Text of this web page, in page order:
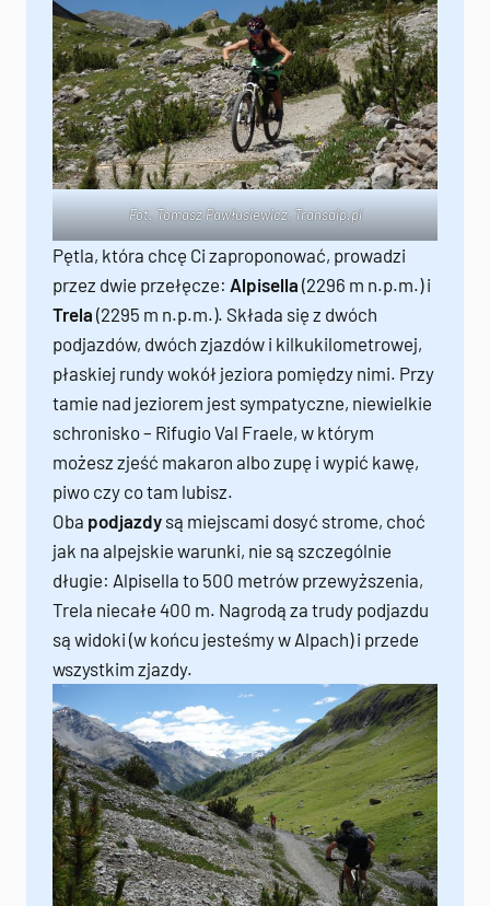
Fot. Tomasz Pawłusiewicz, Transalp.pl
Pętla, która chcę Ci zaproponować, prowadzi
przez dwie przełęcze: Alpisella (2296 m n.p.m.) i
Trela (2295 m n.p.m.). Składa się z dwóch
podjazdów, dwóch zjazdów i kilkukilometrowej,
płaskiej rundy wokół jeziora pomiędzy nimi. Przy
tamie nad jeziorem jest sympatyczne, niewielkie
schronisko – Rifugio Val Fraele, w którym
możesz zjeść makaron albo zupę i wypić kawę,
piwo czy co tam lubisz.
Oba podjazdy są miejscami dosyć strome, choć
jak na alpejskie warunki, nie są szczególnie
długie: Alpisella to 500 metrów przewyższenia,
Trela niecałe 400 m. Nagrodą za trudy podjazdu
są widoki (w końcu jesteśmy w Alpach) i przede
wszystkim zjazdy.